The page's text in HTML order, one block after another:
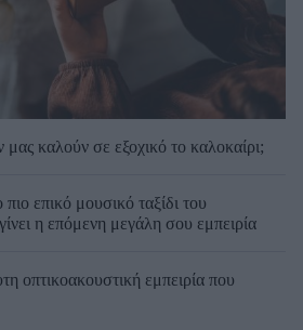
καλούν σε εξοχικό το καλοκαίρι;
επικό μουσικό ταξίδι του
η επόμενη μεγάλη σου εμπειρία
οπτικοακουστική εμπειρία που